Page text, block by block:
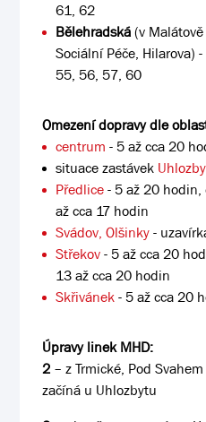
61, 62
Bělehradská(v
Sociální Péče, Hilarova)
55, 56, 57, 60
Omezení dopravy dle
centrum - 5 až cca 20
situace zastávek
Předlice- 5 až 20
až cca 17 hodin
Svádov, Olšinky-
Střekov- 5 až cca 20
13 až cca 20 hodin
Skřivánek- 5 až cca 20
Úpravy linek MHD:
2 – z Trmické, Pod
začíná u Uhlozbytu